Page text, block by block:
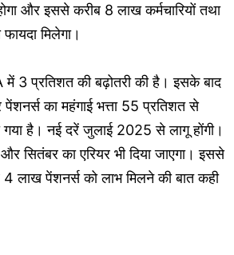
और इससे करीब 8 लाख कर्मचारियों तथा
मिलेगा।
में 3 प्रतिशत की बढ़ोतरी की है। इसके बाद
पेंशनर्स का महंगाई भत्ता 55 प्रतिशत से
है। नई दरें जुलाई 2025 से लागू होंगी।
सितंबर का एरियर भी दिया जाएगा। इससे
4 लाख पेंशनर्स को लाभ मिलने की बात कही